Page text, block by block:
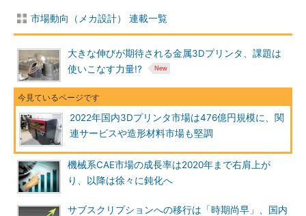
市場動向（メカ設計） 連載一覧
大きな伸びが期待される金属3Dプリンタ、課題は
使いこなす力量!?
2022年国内3Dプリンタ市場は476億円規模に、関
連サービスや造形材料市場も堅調
機械系CAE市場の成長率は2020年まで右肩上が
り、以降は徐々に鈍化へ
サブスクリプションへの移行は「時期尚早」、国内